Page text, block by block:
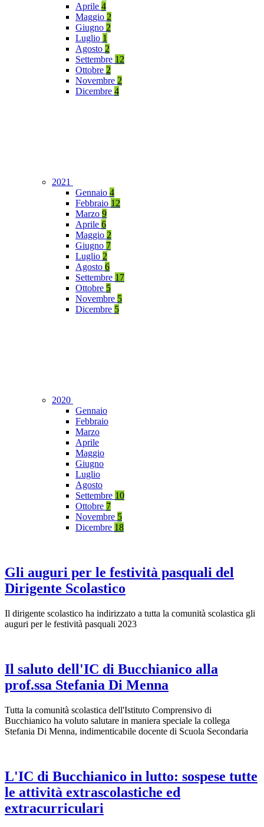
Aprile 4
Maggio 2
Giugno 2
Luglio 1
Agosto 2
Settembre 12
Ottobre 2
Novembre 2
Dicembre 4
2021
Gennaio 4
Febbraio 12
Marzo 9
Aprile 6
Maggio 2
Giugno 7
Luglio 2
Agosto 6
Settembre 17
Ottobre 5
Novembre 5
Dicembre 5
2020
Gennaio
Febbraio
Marzo
Aprile
Maggio
Giugno
Luglio
Agosto
Settembre 10
Ottobre 7
Novembre 5
Dicembre 18
Gli auguri per le festività pasquali del
Dirigente Scolastico
Il dirigente scolastico ha indirizzato a tutta la comunità scolastica gli
auguri per le festività pasquali 2023
Il saluto dell'IC di Bucchianico alla
prof.ssa Stefania Di Menna
Tutta la comunità scolastica dell'Istituto Comprensivo di
Bucchianico ha voluto salutare in maniera speciale la collega
Stefania Di Menna, indimenticabile docente di Scuola Secondaria
L'IC di Bucchianico in lutto: sospese tutte
le attività extrascolastiche ed
extracurriculari